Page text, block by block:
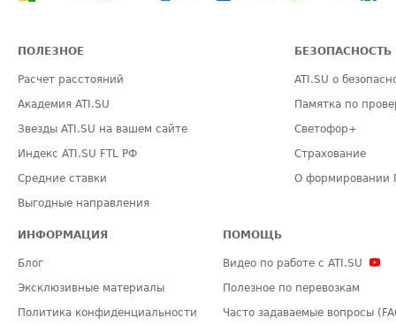
ПОЛЕЗНОЕ
Расчет расстояний
Академия ATI.SU
Звезды ATI.SU на вашем сайте
Индекс ATI.SU FTL РФ
Средние ставки
Выгодные направления
БЕЗОПАСНОСТЬ
ATI.SU о
Памятка по
Светофор+
Страхование
О формировании
ИНФОРМАЦИЯ
Блог
Эксклюзивные материалы
Политика конфиденциальности
ПОМОЩЬ
Видео по работе с ATI.SU
Полезное по перевозкам
Часто задаваемые вопросы